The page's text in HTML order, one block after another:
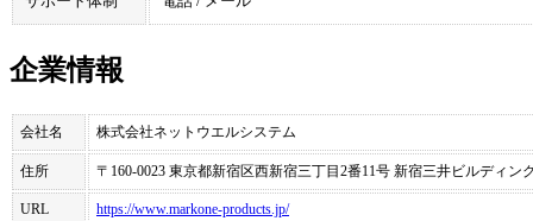
企業情報
会社名 株式会社ネットウエルシステム
住所 〒160-0023 東京都新宿区西新宿三丁目2番11号 新宿三井ビルディン
URL https://www.markone-products.jp/